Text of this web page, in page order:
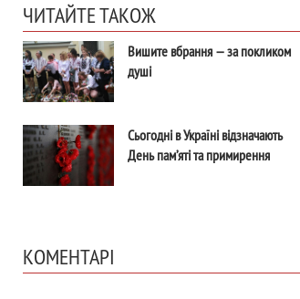
ЧИТАЙТЕ ТАКОЖ
Вишите вбрання — за покликом
душі
Сьогодні в Україні відзначають
День пам’яті та примирення
КОМЕНТАРІ